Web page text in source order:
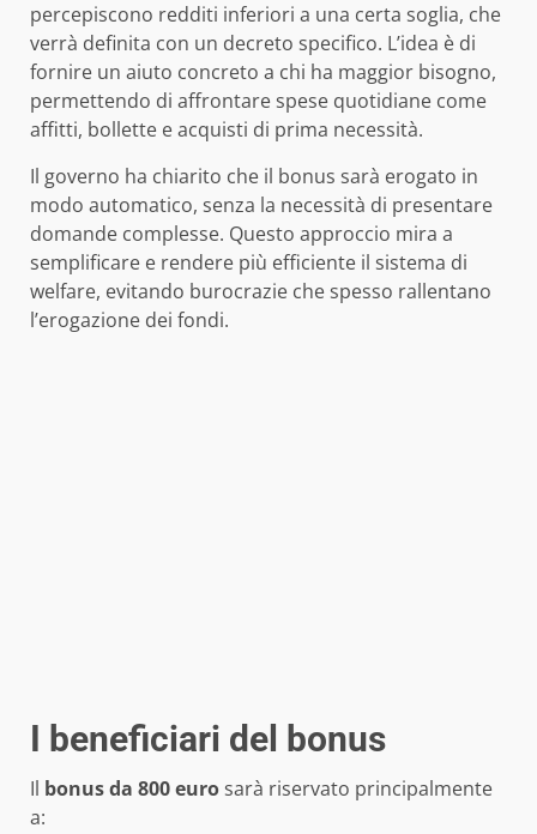
percepiscono redditi inferiori a una certa soglia, che
verrà definita con un decreto specifico. L’idea è di
fornire un aiuto concreto a chi ha maggior bisogno,
permettendo di affrontare spese quotidiane come
affitti, bollette e acquisti di prima necessità.
Il governo ha chiarito che il bonus sarà erogato in
modo automatico, senza la necessità di presentare
domande complesse. Questo approccio mira a
semplificare e rendere più efficiente il sistema di
welfare, evitando burocrazie che spesso rallentano
l’erogazione dei fondi.
I beneficiari del bonus
Il bonus da 800 eurosarà riservato principalmente
a: